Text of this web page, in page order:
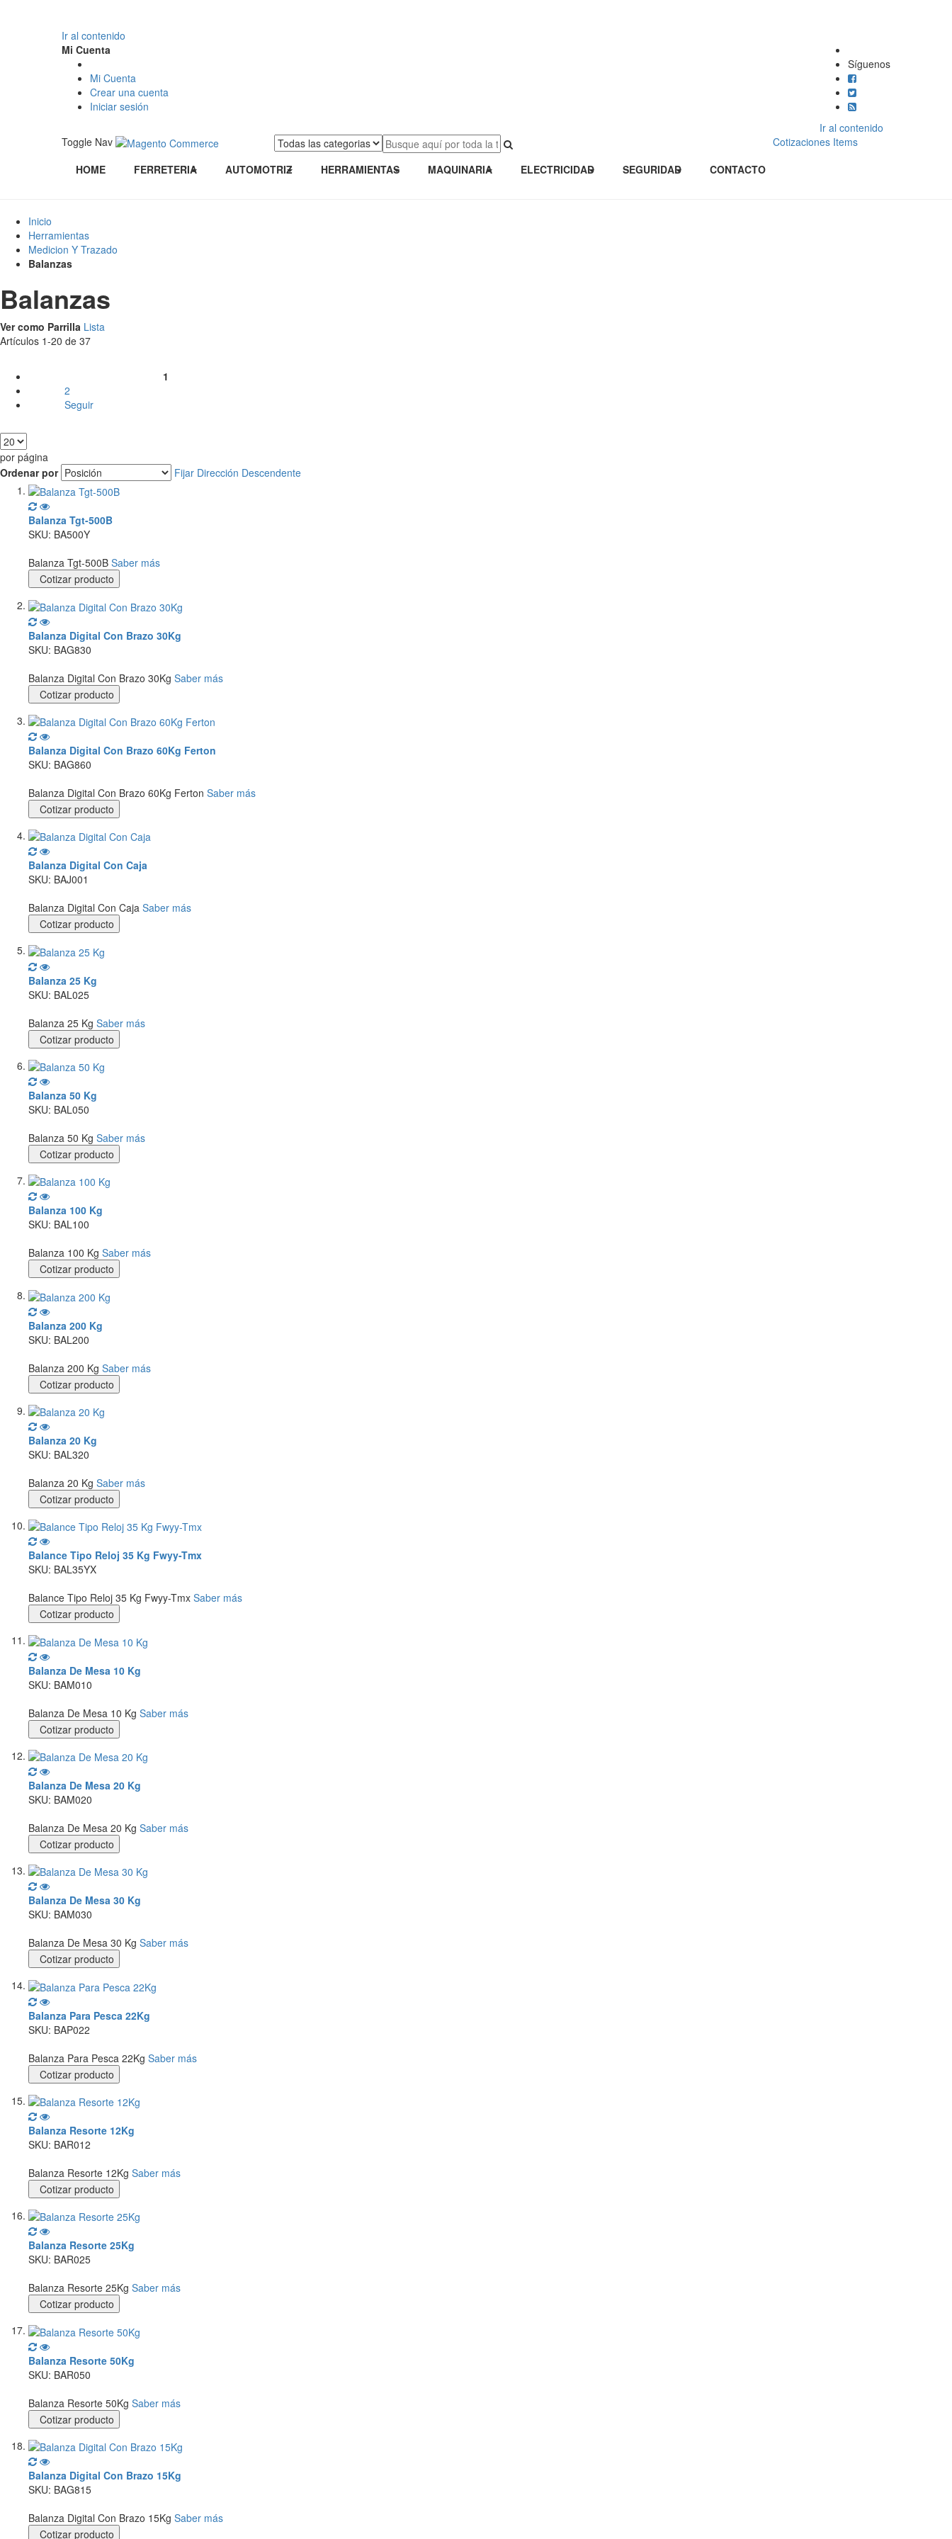
Ir al contenido
Mi Cuenta
Mi Cuenta
Crear una cuenta
Iniciar sesión
Síguenos
Ir al contenido
Toggle Nav
Cotizaciones Items
HOME
FERRETERIA AUTOMOTRIZ HERRAMIENTAS MAQUINARIA ELECTRICIDAD SEGURIDAD CONTACTO
Inicio
Herramientas
Medicion Y Trazado
Balanzas
Balanzas
Ver como Parrilla Lista
Artículos 1-20 de 37
1
2
Seguir
por página
Ordenar por
Fijar Dirección Descendente
Balanza Tgt-500B
SKU: BA500Y
Balanza Tgt-500B Saber más
Cotizar producto
Balanza Digital Con Brazo 30Kg
SKU: BAG830
Balanza Digital Con Brazo 30Kg Saber más
Cotizar producto
Balanza Digital Con Brazo 60Kg Ferton
SKU: BAG860
Balanza Digital Con Brazo 60Kg Ferton Saber más
Cotizar producto
Balanza Digital Con Caja
SKU: BAJ001
Balanza Digital Con Caja Saber más
Cotizar producto
Balanza 25 Kg
SKU: BAL025
Balanza 25 Kg Saber más
Cotizar producto
Balanza 50 Kg
SKU: BAL050
Balanza 50 Kg Saber más
Cotizar producto
Balanza 100 Kg
SKU: BAL100
Balanza 100 Kg Saber más
Cotizar producto
Balanza 200 Kg
SKU: BAL200
Balanza 200 Kg Saber más
Cotizar producto
Balanza 20 Kg
SKU: BAL320
Balanza 20 Kg Saber más
Cotizar producto
Balance Tipo Reloj 35 Kg Fwyy-Tmx
SKU: BAL35YX
Balance Tipo Reloj 35 Kg Fwyy-Tmx Saber más
Cotizar producto
Balanza De Mesa 10 Kg
SKU: BAM010
Balanza De Mesa 10 Kg Saber más
Cotizar producto
Balanza De Mesa 20 Kg
SKU: BAM020
Balanza De Mesa 20 Kg Saber más
Cotizar producto
Balanza De Mesa 30 Kg
SKU: BAM030
Balanza De Mesa 30 Kg Saber más
Cotizar producto
Balanza Para Pesca 22Kg
SKU: BAP022
Balanza Para Pesca 22Kg Saber más
Cotizar producto
Balanza Resorte 12Kg
SKU: BAR012
Balanza Resorte 12Kg Saber más
Cotizar producto
Balanza Resorte 25Kg
SKU: BAR025
Balanza Resorte 25Kg Saber más
Cotizar producto
Balanza Resorte 50Kg
SKU: BAR050
Balanza Resorte 50Kg Saber más
Cotizar producto
Balanza Digital Con Brazo 15Kg
SKU: BAG815
Balanza Digital Con Brazo 15Kg Saber más
Cotizar producto